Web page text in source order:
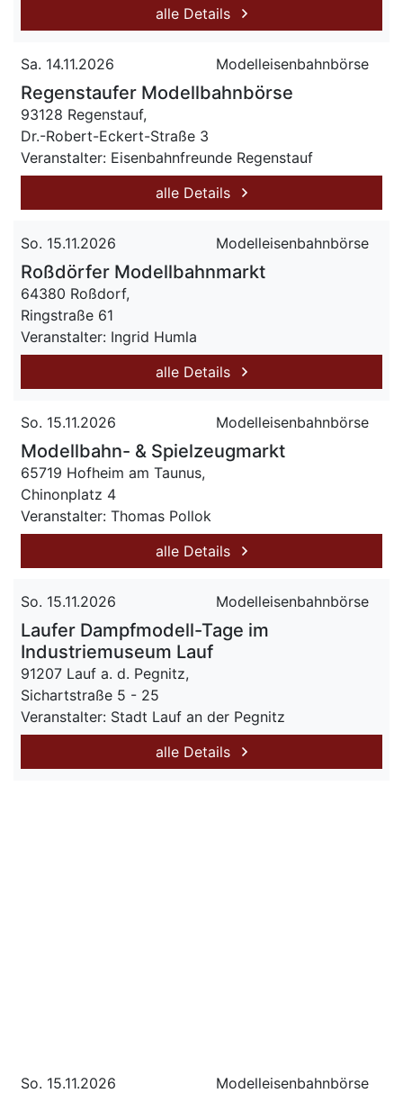
alle Details
Sa. 14.11.2026 Modelleisenbahnbörse
Regenstaufer Modellbahnbörse
93128 Regenstauf,
Dr.-Robert-Eckert-Straße 3
Veranstalter: Eisenbahnfreunde Regenstauf
alle Details
So. 15.11.2026 Modelleisenbahnbörse
Roßdörfer Modellbahnmarkt
64380 Roßdorf,
Ringstraße 61
Veranstalter: Ingrid Humla
alle Details
So. 15.11.2026 Modelleisenbahnbörse
Modellbahn- & Spielzeugmarkt
65719 Hofheim am Taunus,
Chinonplatz 4
Veranstalter: Thomas Pollok
alle Details
So. 15.11.2026 Modelleisenbahnbörse
Laufer Dampfmodell-Tage im
Industriemuseum Lauf
91207 Lauf a. d. Pegnitz,
Sichartstraße 5 - 25
Veranstalter: Stadt Lauf an der Pegnitz
alle Details
So. 15.11.2026 Modelleisenbahnbörse